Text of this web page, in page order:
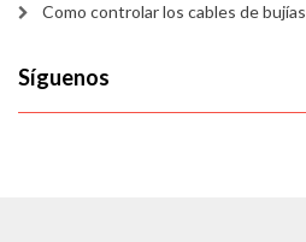
Como controlar los cables de bujías
Síguenos